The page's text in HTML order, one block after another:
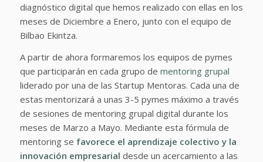
diagnóstico digital que hemos realizado con ellas en los
meses de Diciembre a Enero, junto con el equipo de
Bilbao Ekintza.
A partir de ahora formaremos los equipos de pymes
que participarán en cada grupo de mentoring grupal
liderado por una de las Startup Mentoras. Cada una de
estas mentorizará a unas 3-5 pymes máximo a través
de sesiones de mentoring grupal digital durante los
meses de Marzo a Mayo. Mediante esta fórmula de
mentoring se favorece el aprendizaje colectivo y la
innovación empresarial desde un acercamiento a las